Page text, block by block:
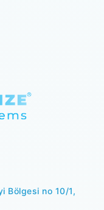
Bölgesi no 10/1,